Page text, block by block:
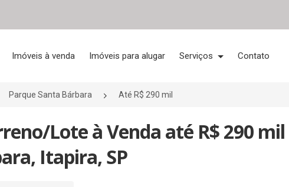
Imóveis à venda Imóveis para alugar Serviços Contato
Parque Santa Bárbara Até R$ 290 mil
Lote à Venda até R$ 290
Itapira, SP